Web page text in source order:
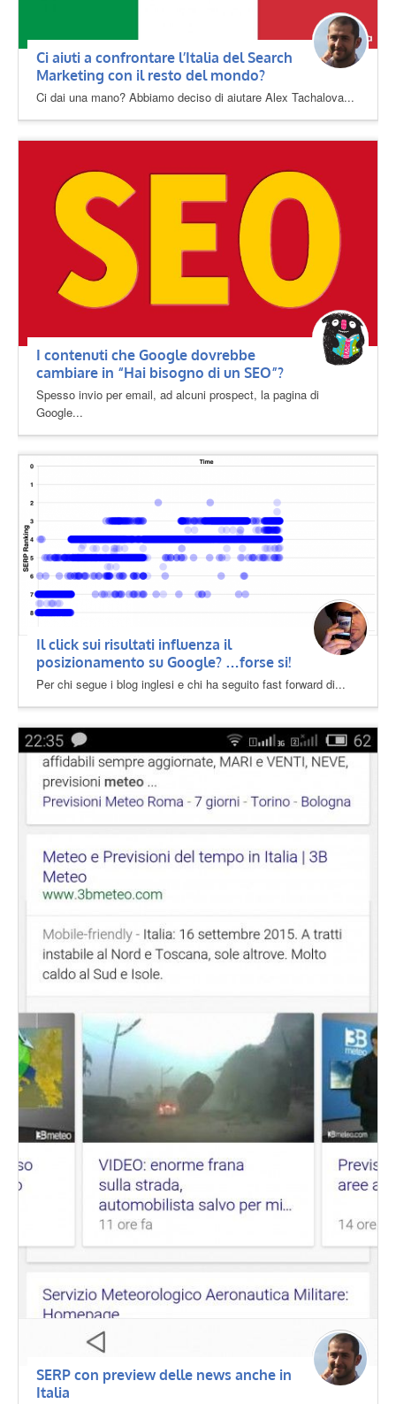
Ci aiuti a confrontare l’Italia del Search
Marketing con il resto del mondo?
Ci dai una mano? Abbiamo deciso di aiutare Alex Tachalova...
I contenuti che Google dovrebbe
cambiare in “Hai bisogno di un SEO”?
Spesso invio per email, ad alcuni prospect, la pagina di
Google...
Il click sui risultati influenza il
posizionamento su Google? …forse si!
Per chi segue i blog inglesi e chi ha seguito fast forward di...
SERP con preview delle news anche in
Italia